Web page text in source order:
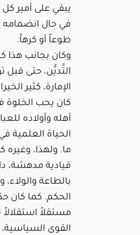
يبقي على أمير كل
في حال انضمامه
طوعاً أو كرهاً.
وكان بجانب هذا
التَّديُّن، حتى قبل
الإمارة، كثير
كان يحب الخلوة
أهله وأولاده
الحياة العلمية
ما. ولهذا،
قيادية مدهشة،
بالطاعة والولاء،
الحكم. كما كان
مستقلاً استقلالاً
القوى السياسية،